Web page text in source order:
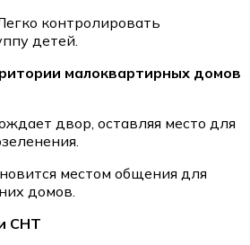
контролировать
детей.
малоквартирных домов
двор, оставляя место для
местом общения для
домов.
СНТ